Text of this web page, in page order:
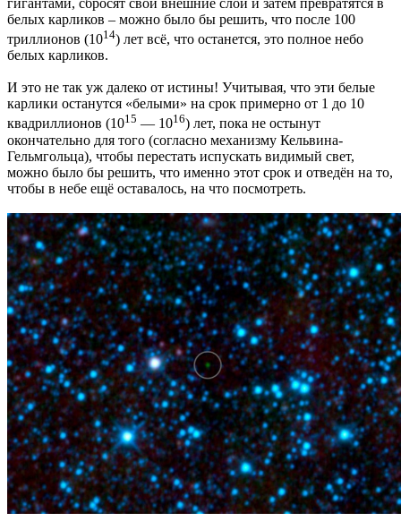
гигантами, сбросят свои внешние слои и затем превратятся в
белых карликов – можно было бы решить, что после 100
триллионов (1014) лет всё, что останется, это полное небо
белых карликов.
И это не так уж далеко от истины! Учитывая, что эти белые
карлики останутся «белыми» на срок примерно от 1 до 10
квадриллионов (1015 — 1016) лет, пока не остынут
окончательно для того (согласно механизму Кельвина-
Гельмгольца), чтобы перестать испускать видимый свет,
можно было бы решить, что именно этот срок и отведён на то,
чтобы в небе ещё оставалось, на что посмотреть.